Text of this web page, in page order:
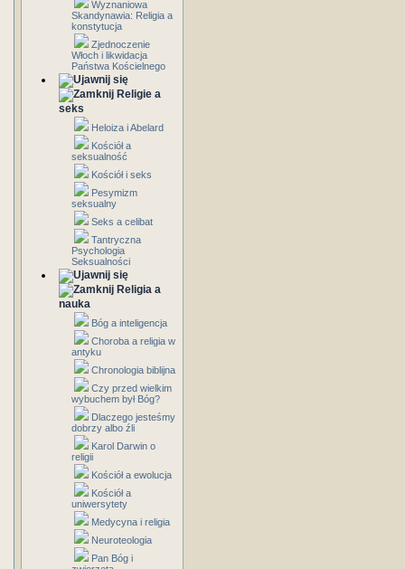
Wyznaniowa
Skandynawia: Religia a
konstytucja
Zjednoczenie
Włoch i likwidacja
Państwa Kościelnego
Religie a
seks
Heloiza i Abelard
Kościół a
seksualność
Kościół i seks
Pesymizm
seksualny
Seks a celibat
Tantryczna
Psychologia
Seksualności
Religia a
nauka
Bóg a inteligencja
Choroba a religia w
antyku
Chronologia biblijna
Czy przed wielkim
wybuchem był Bóg?
Dlaczego jesteśmy
dobrzy albo źli
Karol Darwin o
religii
Kościół a ewolucja
Kościół a
uniwersytety
Medycyna i religia
Neuroteologia
Pan Bóg i